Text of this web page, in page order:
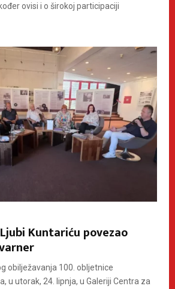
ovisi i o širokoj participaciji
Kuntariću povezao
obilježavanja 100. obljetnice
u utorak, 24. lipnja, u Galeriji Centra za